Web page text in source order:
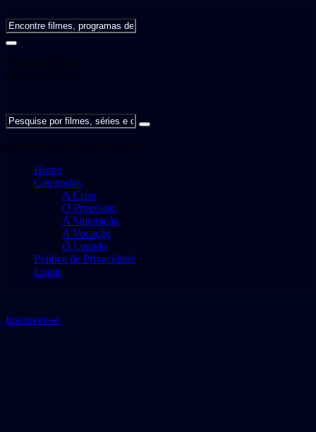
Por favor, insira
palavras-chave
Por favor, insira palavras-chave
Home
Categorias
A Crise
O Propósito
A Superação
A Vocação
O Legado
Política de Privacidade
Login
Inscrever-se